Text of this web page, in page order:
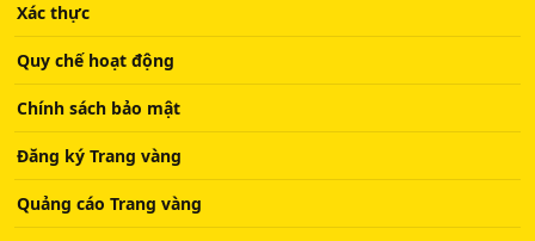
Xác thực
Quy chế hoạt động
Chính sách bảo mật
Đăng ký Trang vàng
Quảng cáo Trang vàng